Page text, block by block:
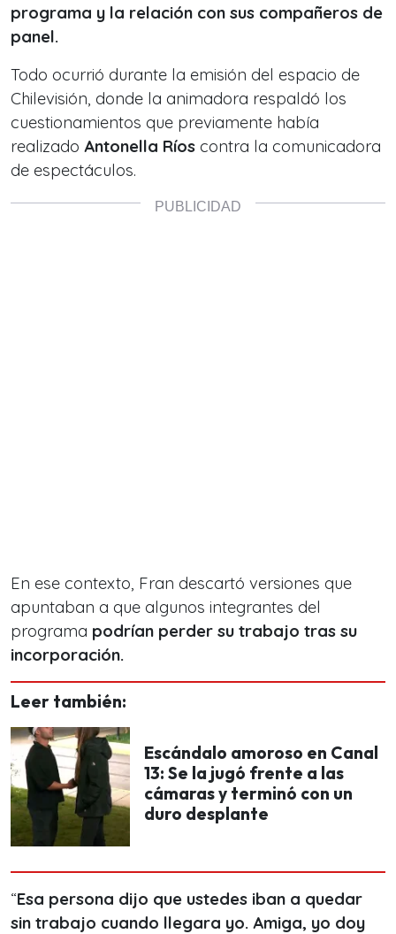
programa y la relación con sus compañeros de
panel.
Todo ocurrió durante la emisión del espacio de
Chilevisión, donde la animadora respaldó los
cuestionamientos que previamente había
realizado Antonella Ríos contra la comunicadora
de espectáculos.
En ese contexto, Fran descartó versiones que
apuntaban a que algunos integrantes del
programa podrían perder su trabajo tras su
incorporación.
Leer también:
Escándalo amoroso en Canal
13: Se la jugó frente a las
cámaras y terminó con un
duro desplante
“Esa persona dijo que ustedes iban a quedar
sin trabajo cuando llegara yo. Amiga, yo doy